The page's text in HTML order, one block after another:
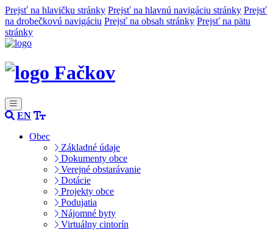
Prejsť na hlavičku stránky Prejsť na hlavnú navigáciu stránky Prejsť
na drobečkovú navigáciu Prejsť na obsah stránky Prejsť na pätu
stránky
Fačkov
EN
Obec
Základné údaje
Dokumenty obce
Verejné obstarávanie
Dotácie
Projekty obce
Podujatia
Nájomné byty
Virtuálny cintorín